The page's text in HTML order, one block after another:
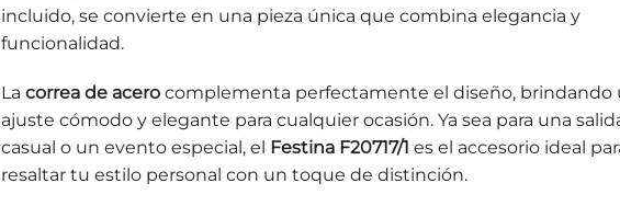
incluido, se convierte en una pieza única que combina elegancia y
funcionalidad.
La correa de acero complementa perfectamente el diseño, brindando
ajuste cómodo y elegante para cualquier ocasión. Ya sea para una
casual o un evento especial, el Festina F20717/1 es el accesorio ideal
resaltar tu estilo personal con un toque de distinción.